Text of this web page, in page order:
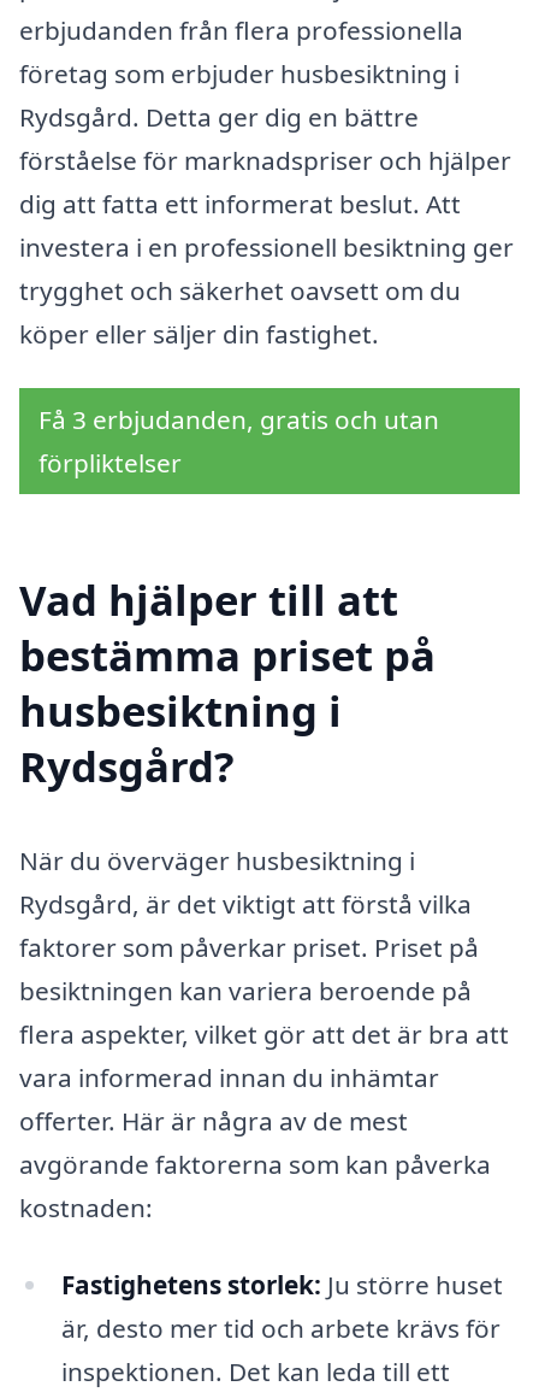
erbjudanden från flera professionella
företag som erbjuder husbesiktning i
Rydsgård. Detta ger dig en bättre
förståelse för marknadspriser och hjälper
dig att fatta ett informerat beslut. Att
investera i en professionell besiktning ger
trygghet och säkerhet oavsett om du
köper eller säljer din fastighet.
Få 3 erbjudanden, gratis och utan
förpliktelser
Vad hjälper till att
bestämma priset på
husbesiktning i
Rydsgård?
När du överväger husbesiktning i
Rydsgård, är det viktigt att förstå vilka
faktorer som påverkar priset. Priset på
besiktningen kan variera beroende på
flera aspekter, vilket gör att det är bra att
vara informerad innan du inhämtar
offerter. Här är några av de mest
avgörande faktorerna som kan påverka
kostnaden:
Fastighetens storlek: Ju större huset
är, desto mer tid och arbete krävs för
inspektionen. Det kan leda till ett